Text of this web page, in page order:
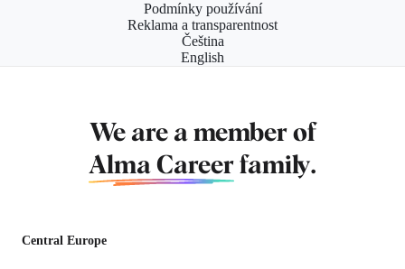
Podmínky používání
Reklama a transparentnost
Čeština
English
We are a member of
Alma Career family.
Central Europe